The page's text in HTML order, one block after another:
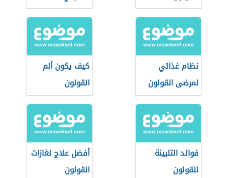
نظام غذائي
لمرضى القولون
العصبي
كيف يكون ألم
القولون
فوائد التلبينة
للقولون
أفضل علاج لغازات
القولون